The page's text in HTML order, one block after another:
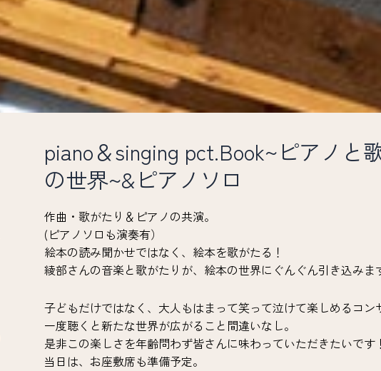
piano＆singing pct.Book~ピアノと
の世界~&ピアノソロ
作曲・歌がたり＆ピアノの共演。
(ピアノソロも演奏有）
絵本の読み聞かせではなく、絵本を歌がたる！
綾部さんの音楽と歌がたりが、絵本の世界にぐんぐん引き込みま
子どもだけではなく、大人もはまって笑って泣けて楽しめるコン
一度聴くと新たな世界が広がること間違いなし。
是非この楽しさを年齢問わず皆さんに味わっていただきたいです
当日は、お座敷席も準備予定。